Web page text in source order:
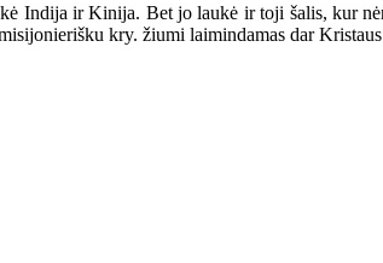
Indija ir Kinija. Bet jo laukė ir toji šalis, kur
kry. žiumi laimindamas dar Kristaus